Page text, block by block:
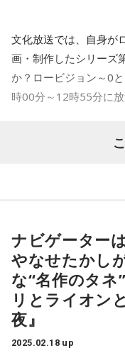
堀口文宏（あさりど／
斉藤一美（文化放送ア
概 要：2025年がライ
ライオンズブルーの血
7時00分から1時間の公
場者のみに明かす、と
露！
ファンに嬉しいライオ
トでは素敵なプレゼン
心から感謝の気持ちで
す！最後に文化放送で
番組で、今までの成り
いただきたいと思いま
番組では、リスナーか
援のためのチャリティ
同した、声優・井上喜
をかけた人気声優陣が
ーディオブック「文芸
でのイベント活動など
文化放送では、自身が
画・制作したシリーズ
か？ロービジョン～0
時00分～12時55分に放
「ロービジョン（Low
より日常生活が不便に
ビジョンの世界を少し
作。
第1弾の放送よりサヘ
視覚障害を取り巻く環
介、そして知られざる
えてきた。
ナビゲーター
やなせたかし
な“名作のタ
リとライオン
夜』
2025.02.18 up